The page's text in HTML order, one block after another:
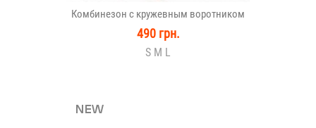
Комбинезон с кружевным воротником
490 грн.
S M L